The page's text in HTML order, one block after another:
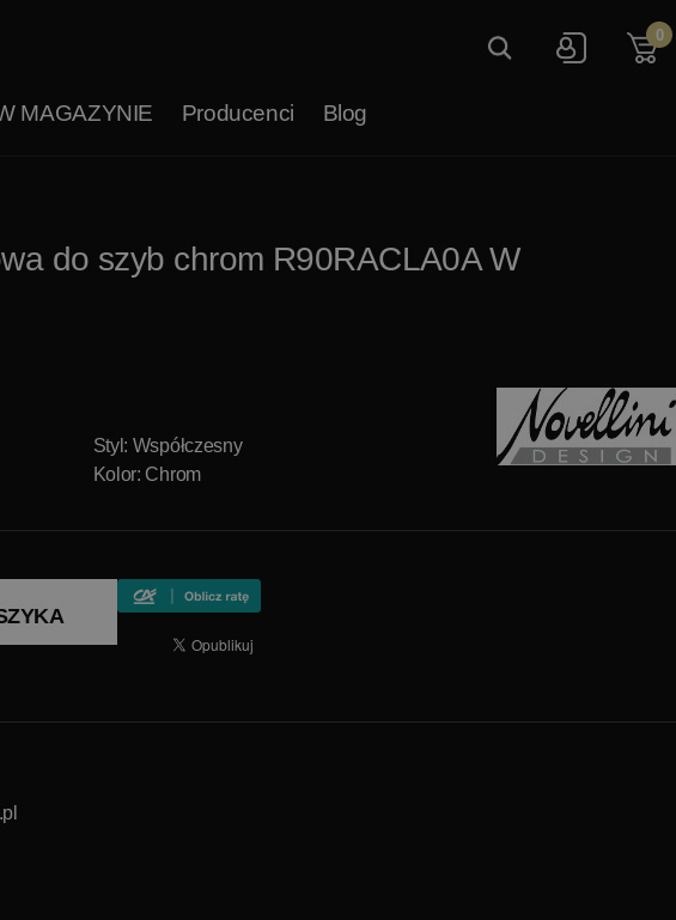
0
MAGAZYNIE Producenci Blog
do szyb chrom R90RACLA0A W
Styl: Współczesny
Kolor: Chrom